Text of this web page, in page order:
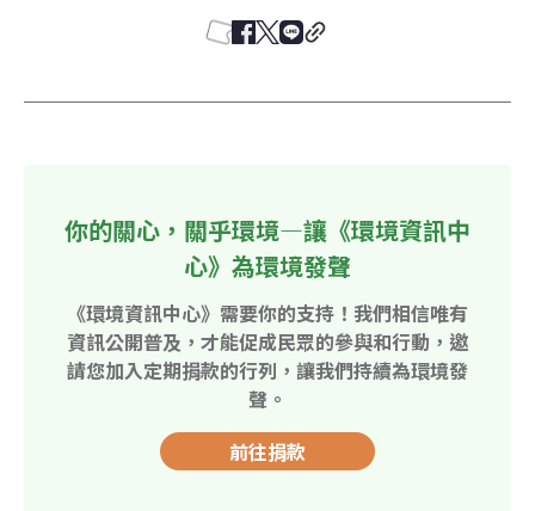
你的關心，關乎環境—讓《環境資訊中
心》為環境發聲
《環境資訊中心》需要你的支持！我們相信唯有
資訊公開普及，才能促成民眾的參與和行動，邀
請您加入定期捐款的行列，讓我們持續為環境發
聲。
前往捐款